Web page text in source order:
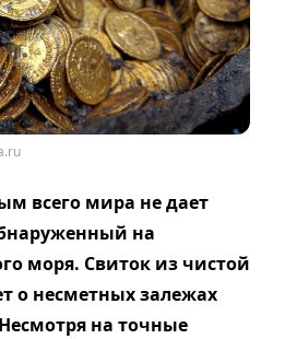
всего мира не дает
на
моря. Свиток из чистой
о несметных залежах
на точные